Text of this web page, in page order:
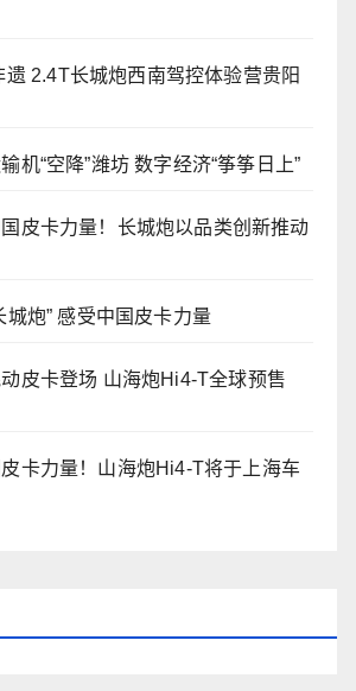
遗 2.4T长城炮西南驾控体验营贵阳
机“空降”潍坊 数字经济“筝筝日上”
皮卡力量！长城炮以品类创新推动
城炮” 感受中国皮卡力量
皮卡登场 山海炮Hi4-T全球预售
卡力量！山海炮Hi4-T将于上海车